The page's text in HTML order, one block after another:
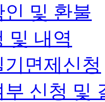
및 환불
및 내역
기면제신청
부 신청 및